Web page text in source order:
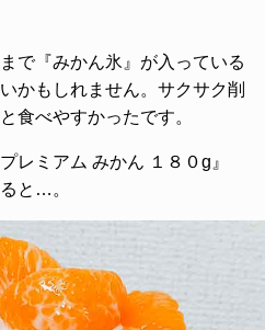
で『みかん氷』が入っている
かもしれません。サクサク削
食べやすかったです。
レミアム みかん １８０g』
と…。